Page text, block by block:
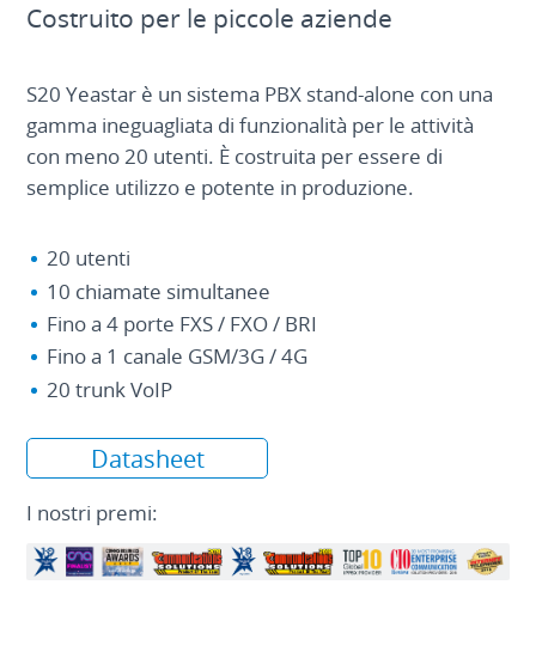
Costruito per le piccole aziende
S20 Yeastar è un sistema PBX stand-alone con una
gamma ineguagliata di funzionalità per le attività
con meno 20 utenti. È costruita per essere di
semplice utilizzo e potente in produzione.
20 utenti
10 chiamate simultanee
Fino a 4 porte FXS / FXO / BRI
Fino a 1 canale GSM/3G / 4G
20 trunk VoIP
Datasheet
I nostri premi: